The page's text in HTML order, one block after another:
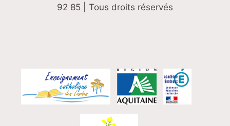
92 85 | Tous droits réservés